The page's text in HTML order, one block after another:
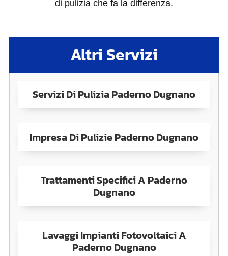
di pulizia che fa la differenza.
Altri Servizi
Servizi Di Pulizia Paderno Dugnano
Impresa Di Pulizie Paderno Dugnano
Trattamenti Specifici A Paderno
Dugnano
Lavaggi Impianti Fotovoltaici A
Paderno Dugnano